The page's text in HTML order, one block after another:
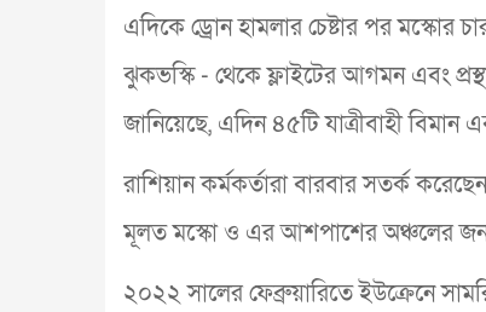
এদিকে ড্রোন হামলার চেষ্টার পর
ঝুকভস্কি - থেকে ফ্লাইটের আগমন এবং
জানিয়েছে, এদিন ৪৫টি যাত্রীবাহী বিমান
রাশিয়ান কর্মকর্তারা বারবার সতর্ক
মূলত মস্কো ও এর আশপাশের অঞ্চলের
২০২২ সালের ফেব্রুয়ারিতে ইউক্রেনে